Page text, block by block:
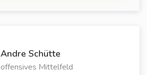
Andre Schütte
offensives Mittelfeld